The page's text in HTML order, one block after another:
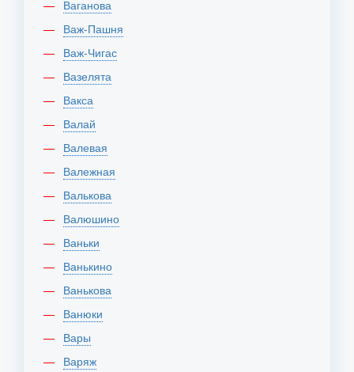
Ваганова
Важ-Пашня
Важ-Чигас
Вазелята
Вакса
Валай
Валевая
Валежная
Валькова
Валюшино
Ваньки
Ванькино
Ванькова
Ванюки
Вары
Варяж